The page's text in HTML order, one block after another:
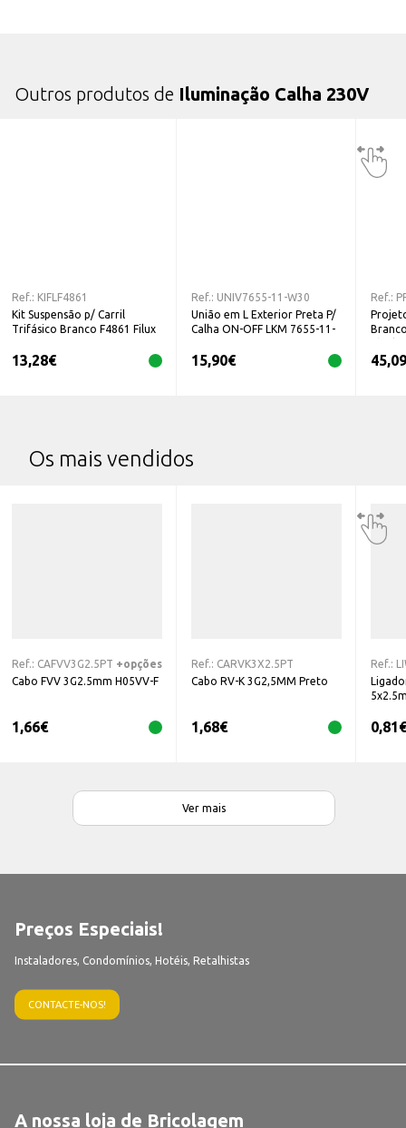
Outros produtos de Iluminação Calha 230V
Ref.: KIFLF4861
Kit Suspensão p/ Carril
Trifásico Branco F4861 Filux
13,28€
Ref.: UNIV7655-11-W30
União em L Exterior Preta P/
Calha ON-OFF LKM 7655-11-
15,90€
Ref.:
45,09
Os mais vendidos
Ref.: CAFVV3G2.5PT +opções
Cabo FVV 3G2.5mm H05VV-F
1,66€
Ref.: CARVK3X2.5PT
Cabo RV-K 3G2,5MM Preto
1,68€
Ref.:
0,81€
Ver mais
Preços Especiais!
Instaladores, Condomínios, Hotéis, Retalhistas
CONTACTE-NOS!
A nossa loja de Bricolagem